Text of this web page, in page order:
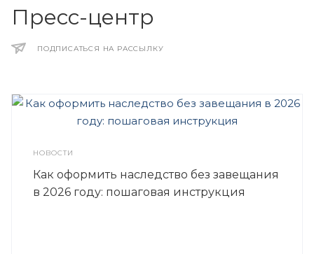
Пресс-центр
ПОДПИСАТЬСЯ НА РАССЫЛКУ
НОВОСТИ
Как оформить наследство без завещания
в 2026 году: пошаговая инструкция